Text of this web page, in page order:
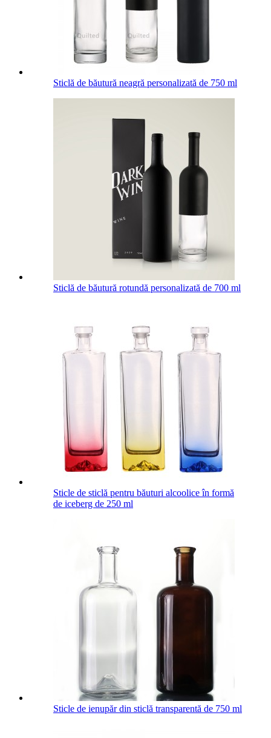
Sticlă de băutură neagră personalizată de 750 ml
Sticlă de băutură rotundă personalizată de 700 ml
Sticle de sticlă pentru băuturi alcoolice în formă
de iceberg de 250 ml
Sticle de ienupăr din sticlă transparentă de 750 ml